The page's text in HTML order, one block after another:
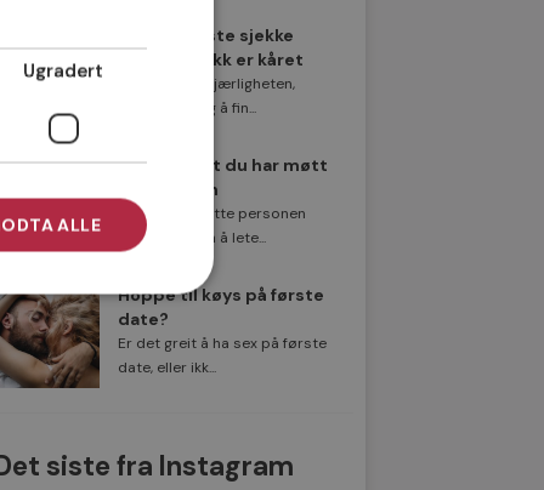
Norges beste sjekke
sjekkereplikk er kåret
På jakt etter kjærligheten,
men vanskelig å fin...
8 tegn på at du har møtt
rett person
Å finne den rette personen
kan føles som å lete...
Hoppe til køys på første
date?
Er det greit å ha sex på første
date, eller ikk...
siste fra Instagram
Ugradert
ALLE